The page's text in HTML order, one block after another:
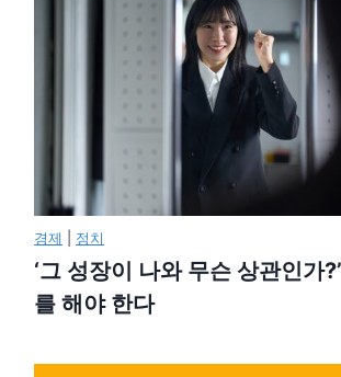
경제 정치
‘그 성장이 나와 무슨 상관인가
를 해야 한다